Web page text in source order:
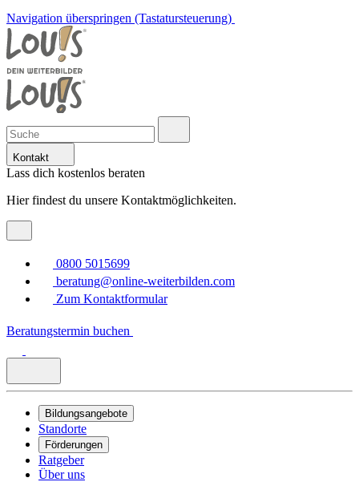
Navigation überspringen (Tastatursteuerung)
Kontakt
Lass dich kostenlos beraten
Hier findest du unsere Kontaktmöglichkeiten.
0800 5015699
beratung@online-weiterbilden.com
Zum Kontaktformular
Beratungstermin buchen
Bildungsangebote
Standorte
Förderungen
Ratgeber
Über uns